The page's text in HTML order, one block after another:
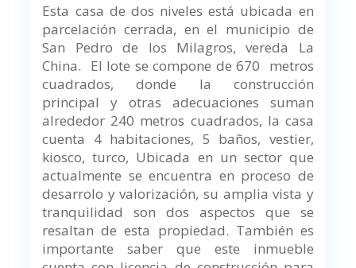
Esta casa de dos niveles está ubicada en
parcelación cerrada, en el municipio de
San Pedro de los Milagros, vereda La
China. El lote se compone de 670 metros
cuadrados, donde la construcción
principal y otras adecuaciones suman
alrededor 240 metros cuadrados, la casa
cuenta 4 habitaciones, 5 baños, vestier,
kiosco, turco, Ubicada en un sector que
actualmente se encuentra en proceso de
desarrolo y valorización, su amplia vista y
tranquilidad son dos aspectos que se
resaltan de esta propiedad. También es
importante saber que este inmueble